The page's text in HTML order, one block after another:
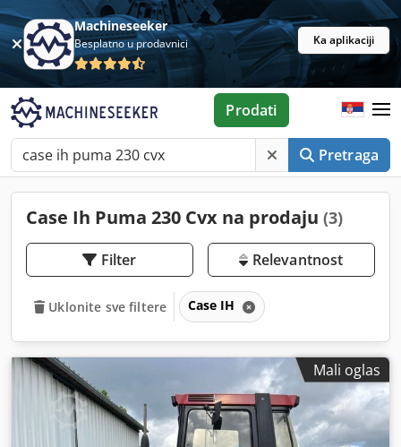
Machineseeker
Besplatno u prodavnici Ka aplikaciji
Pretraga
Prodati
Case Ih Puma 230 Cvx na prodaju (3)
Filter Relevantnost
Uklonite sve filtere Case IH
Mali oglas